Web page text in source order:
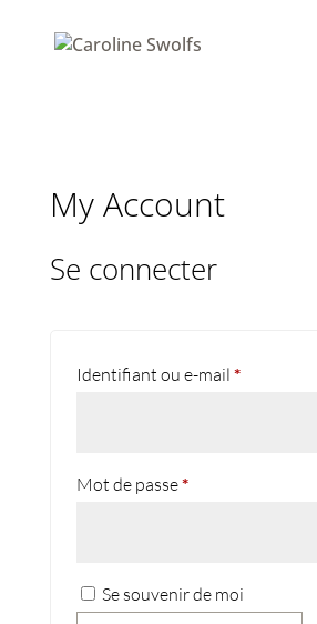
My Account
Se connecter
Identifiant ou e-mail *Obligatoire
Mot de passe*Obligatoire
Se souvenir de moi